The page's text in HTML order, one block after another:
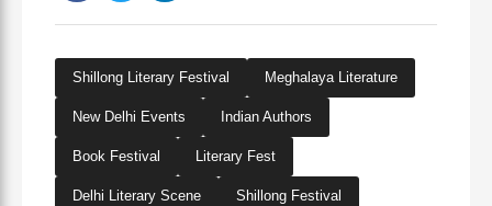
Shillong Literary Festival Meghalaya Literature
New Delhi Events Indian Authors
Book Festival Literary Fest
Delhi Literary Scene Shillong Festival